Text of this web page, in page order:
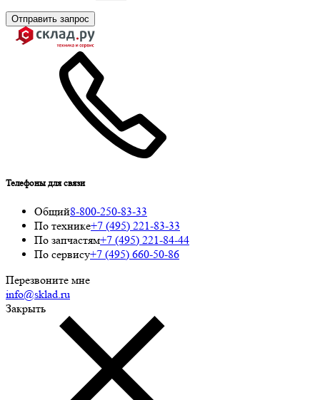
Отправить запрос
Телефоны для связи
Общий8-800-250-83-33
По технике+7 (495) 221-83-33
По запчастям+7 (495) 221-84-44
По сервису+7 (495) 660-50-86
Перезвоните мне
info@sklad.ru
Закрыть